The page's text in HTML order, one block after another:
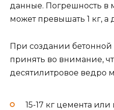
данные. Погрешность в
может превышать 1 кг, а
При создании бетонной
принять во внимание,
десятилитровое ведро
15-17 кг цемента